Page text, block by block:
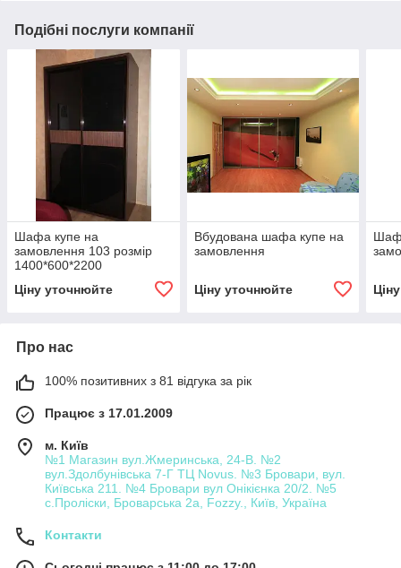
Подібні послуги компанії
Шафа купе на
замовлення 103 розмір
1400*600*2200
Ціну уточнюйте
Вбудована шафа купе на
замовлення
Ціну уточнюйте
Про нас
100% позитивних з 81 відгука за рік
Працює з 17.01.2009
м. Київ
№1 Магазин вул.Жмеринська, 24-В. №2
вул.Здолбунівська 7-Г ТЦ Novus. №3 Бровари, вул.
Київська 211. №4 Бровари вул Онікієнка 20/2. №5
с.Проліски, Броварська 2а, Fozzy., Київ, Україна
Контакти